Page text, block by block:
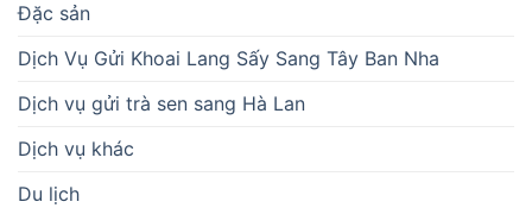
Đặc sản
Dịch Vụ Gửi Khoai Lang Sấy Sang Tây Ban Nha
Dịch vụ gửi trà sen sang Hà Lan
Dịch vụ khác
Du lịch